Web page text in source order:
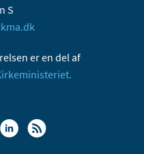
S
er en del af